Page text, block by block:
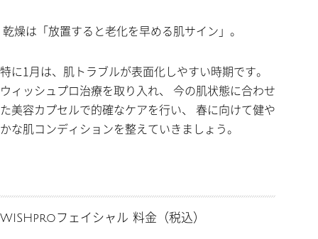
乾燥は「放置すると老化を早める肌サイン」。
特に1月は、肌トラブルが表面化しやすい時期です。
ウィッシュプロ治療を取り入れ、 今の肌状態に合わせ
た美容カプセルで的確なケアを行い、 春に向けて健や
かな肌コンディションを整えていきましょう。
WISHproフェイシャル 料金（税込）